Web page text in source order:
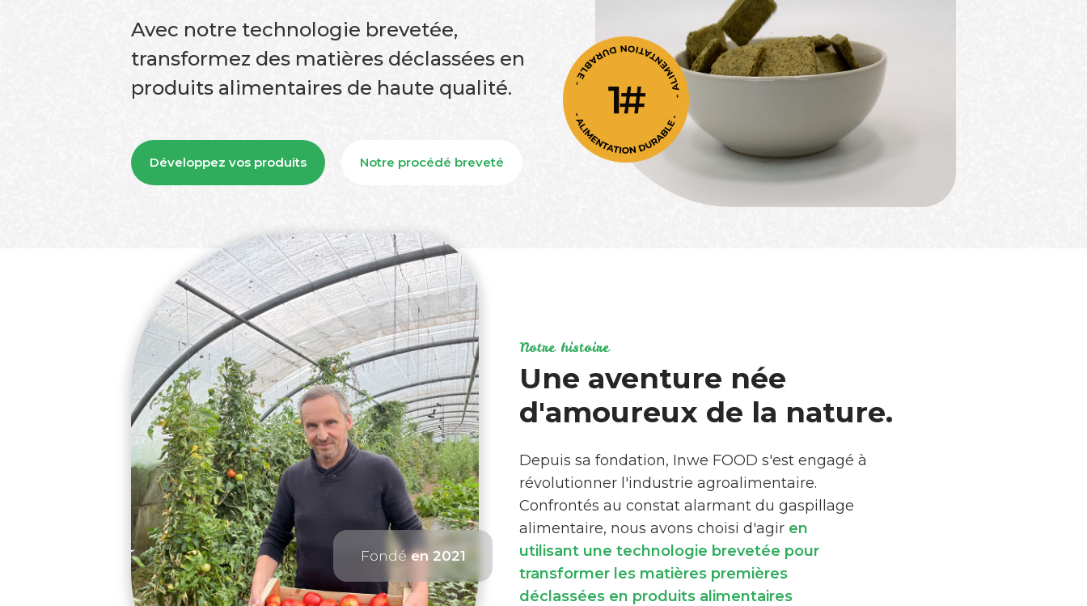
Avec notre technologie brevetée,
transformez des matières déclassées en
produits alimentaires de haute qualité.
Développez vos produits Notre procédé breveté
Fondéen 2021
Notre histoire
Une aventure née
d'amoureux de la nature.
Depuis sa fondation, Inwe FOOD s'est engagé à
révolutionner l'industrie agroalimentaire.
Confrontés au constat alarmant du gaspillage
alimentaire, nous avons choisi d'agir en
utilisant une technologie brevetée pour
transformer les matières premières
déclassées en produits alimentaires